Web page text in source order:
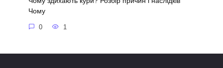
Чому
0 1